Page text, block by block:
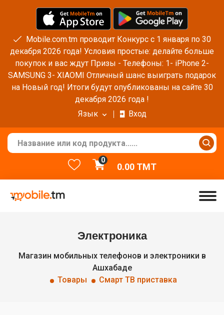
Mobile.com.tm проводит Конкурс с 1 января по 30
декабря 2026 года! Условия простые: делайте больше
покупок и вас ждут Призы - Телефоны: 1- iPhone 2-
SAMSUNG 3- XIAOMI Отличный шанс выиграть подарок
на Новый год! Итоги будут опубликованы на сайте 30
декабря 2026 года !
Язык
Вход
0
0.00TMT
Электроника
Магазин мобильных телефонов и электроники в
Ашхабаде
Товары
Смарт ТВ приставка